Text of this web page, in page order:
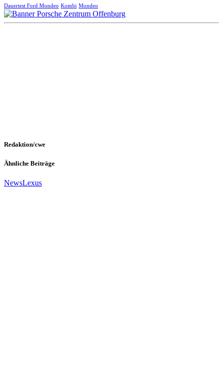
Dauertest Ford Mondeo Kombi Mondeo
Redaktion/cwe
Ähnliche Beiträge
NewsLexus